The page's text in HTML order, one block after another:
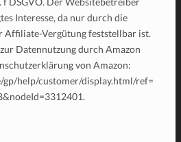
Interesse, da nur durch die
Affiliate-Vergütung feststellbar ist.
Datennutzung durch Amazon
von Amazon:
gp/help/customer/display.html/ref=